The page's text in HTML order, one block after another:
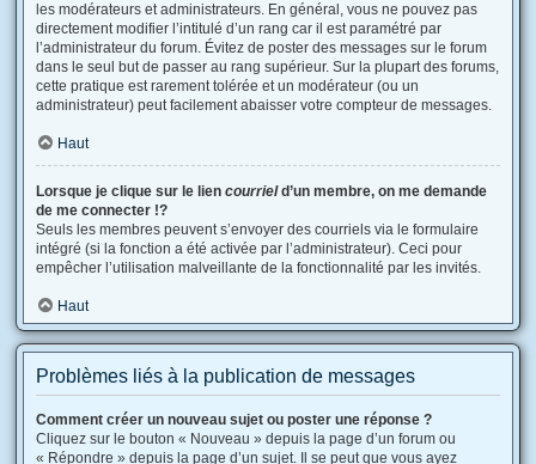
les modérateurs et administrateurs. En général, vous ne pouvez pas
directement modifier l’intitulé d’un rang car il est paramétré par
l’administrateur du forum. Évitez de poster des messages sur le forum
dans le seul but de passer au rang supérieur. Sur la plupart des forums,
cette pratique est rarement tolérée et un modérateur (ou un
administrateur) peut facilement abaisser votre compteur de messages.
Haut
Lorsque je clique sur le lien courrield’un membre, on me demande
de me connecter !?
Seuls les membres peuvent s’envoyer des courriels via le formulaire
intégré (si la fonction a été activée par l’administrateur). Ceci pour
empêcher l’utilisation malveillante de la fonctionnalité par les invités.
Haut
Problèmes liés à la publication de messages
Comment créer un nouveau sujet ou poster une réponse ?
Cliquez sur le bouton « Nouveau » depuis la page d’un forum ou
« Répondre » depuis la page d’un sujet. Il se peut que vous ayez